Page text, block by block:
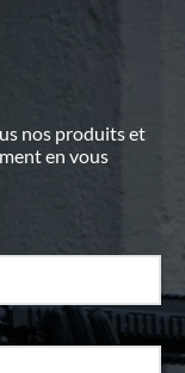
nos produits et
en vous